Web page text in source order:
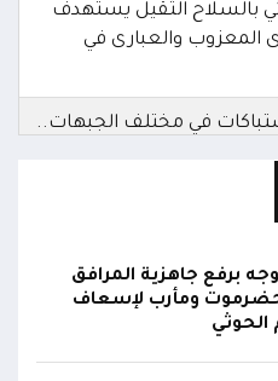
الثقيل يستهدف
المعزوب والعبارى في
في مختلف الجبهات..
للقوات المسلحة،
ووحداتها ومنتسبيها
برفع جاهزية المرافق
ومأرب لإسعاف
الحوثي